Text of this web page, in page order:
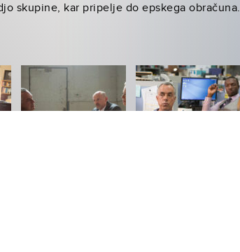
skupine, kar pripelje do epskega obračuna.